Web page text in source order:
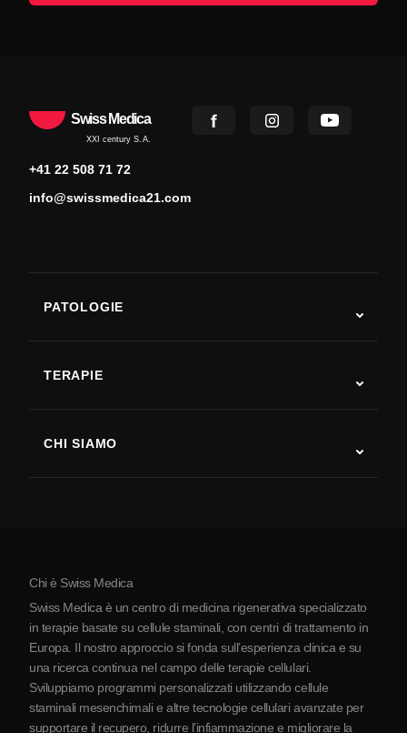
Swiss Medica
XXI century S.A.
+41 22 508 71 72
info@swissmedica21.com
PATOLOGIE
Malattia di Parkinson
Artrite
TERAPIE
CHI SIAMO
La Serbia
Partnership
Chi è Swiss Medica
Swiss Medica è un centro di medicina rigenerativa specializzato
in terapie basate su cellule staminali, con centri di trattamento in
Europa. Il nostro approccio si fonda sull’esperienza clinica e su
una ricerca continua nel campo delle terapie cellulari.
Sviluppiamo programmi personalizzati utilizzando cellule
staminali mesenchimali e altre tecnologie cellulari avanzate per
supportare il recupero, ridurre l’infiammazione e migliorare la